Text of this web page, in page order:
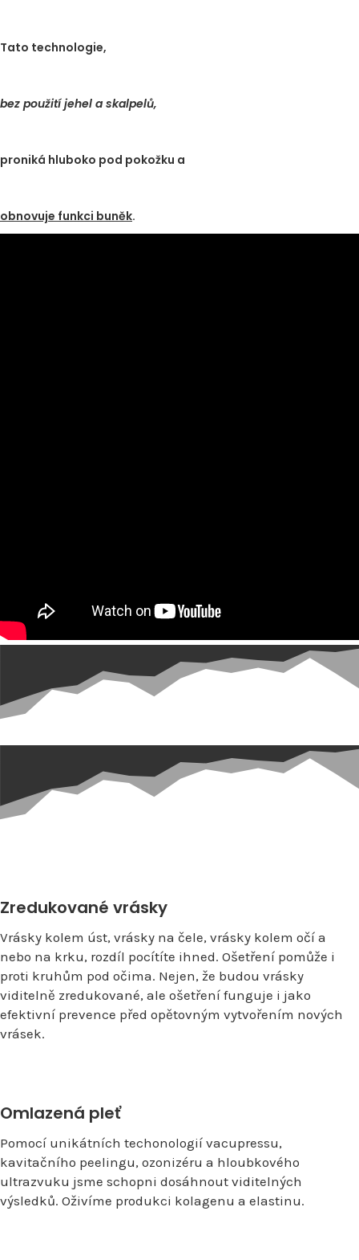
Tato technologie,
bez použití jehel a skalpelů,
proniká hluboko pod pokožku a
obnovuje funkci buněk.
Zredukované vrásky
Vrásky kolem úst, vrásky na čele, vrásky kolem očí a
nebo na krku, rozdíl pocítíte ihned. Ošetření pomůže i
proti kruhům pod očima. Nejen, že budou vrásky
viditelně zredukované, ale ošetření funguje i jako
efektivní prevence před opětovným vytvořením nových
vrásek.
Omlazená pleť
Pomocí unikátních techonologií vacupressu,
kavitačního peelingu, ozonizéru a hloubkového
ultrazvuku jsme schopni dosáhnout viditelných
výsledků. Oživíme produkci kolagenu a elastinu.